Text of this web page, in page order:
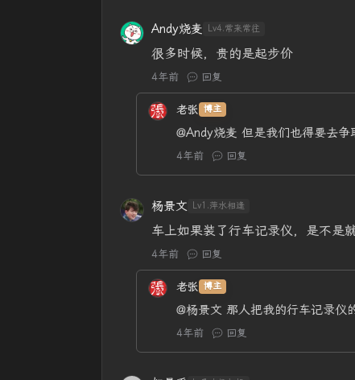
Andy烧麦 Lv4.常来常往
很多时候，贵的是起步价
4年前 回复
老张 博主
@Andy烧麦 但是我们也得要去争
4年前 回复
杨景文 Lv1.萍水相逢
车上如果装了行车记录仪，是不是
4年前 回复
老张 博主
@杨景文 那人把我的行车记录仪
4年前 回复